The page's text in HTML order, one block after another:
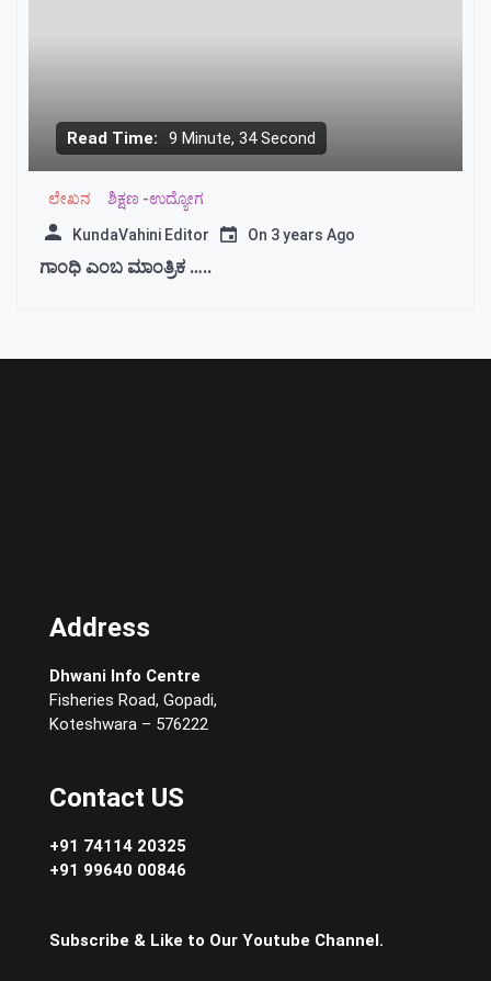
Read Time: 9 Minute, 34 Second
ಲೇಖನ ಶಿಕ್ಷಣ -ಉದ್ಯೋಗ
KundaVahini Editor On 3 years Ago
ಗಾಂಧಿ ಎಂಬ ಮಾಂತ್ರಿಕ …..
Address
Dhwani Info Centre
Fisheries Road, Gopadi,
Koteshwara – 576222
Contact US
+91 74114 20325
+91 99640 00846
Subscribe & Like to Our Youtube Channel.